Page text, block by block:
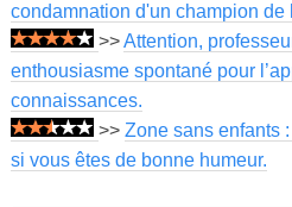
condamnation d'un champion de
>>Attention,
enthousiasme spontané pour
connaissances.
>> Zone sans enfants
si vous êtes de bonne humeur.